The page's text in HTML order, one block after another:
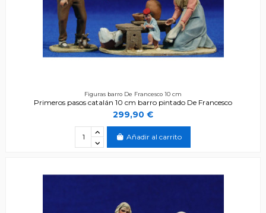
Figuras barro De Francesco 10 cm
Primeros pasos catalán 10 cm barro pintado De Francesco
299,90 €
Añadir al carrito